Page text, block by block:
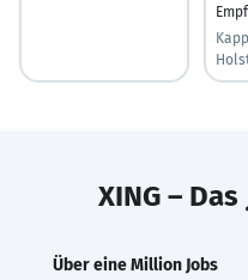
XING –
Über eine Million Jobs